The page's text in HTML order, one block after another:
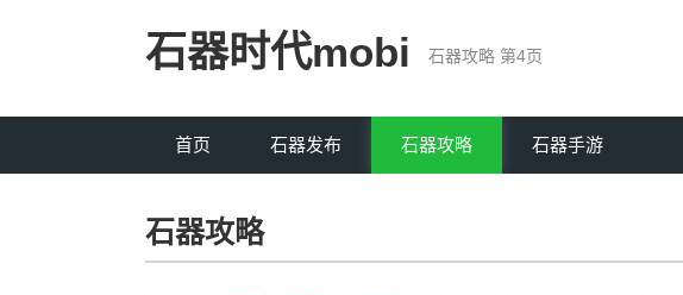
石器时代mobi 石器攻略 第4页
首页 石器发布 石器攻略 石器手游
石器攻略